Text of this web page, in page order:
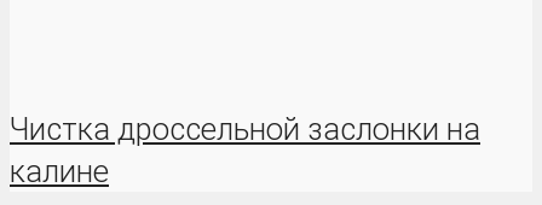
Чистка дроссельной заслонки на
калине